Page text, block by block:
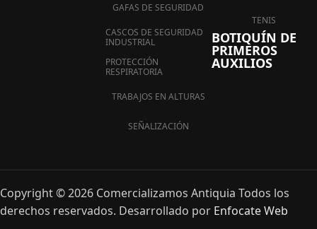
GAFAS DE SEGURIDAD
CASCOS DE SEGURIDAD
INDUSTRIAL
PROTECCIÓN
RESPIRATORIA
TRABAJOS EN ALTURAS
SEÑALIZACIÓN
TENIS
BOTIQUÍN DE
PRIMEROS
AUXILIOS
Copyright © 2026 Comercializamos Antiquia Todos los
derechos reservados. Desarrollado por Enfocate Web